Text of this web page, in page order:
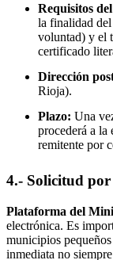
Requisitos
la finalidad
voluntad) y el
certificado
Dirección
Rioja).
Plazo: Una
procederá a
remitente por
4.- Solicitud
Plataforma del
electrónica. Es
municipios
inmediata no